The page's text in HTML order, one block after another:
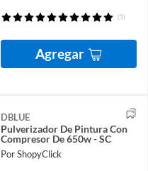
(1)
Agregar
DBLUE
Pulverizador De Pintura Con
Compresor De 650w - SC
Por ShopyClick